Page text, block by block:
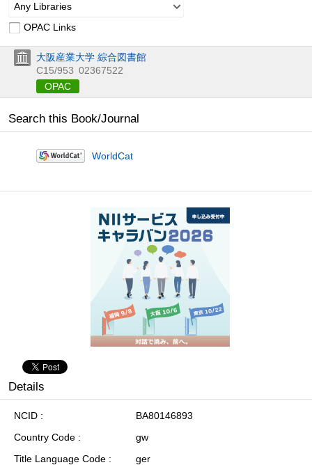
Any Libraries
OPAC Links
大阪産業大学 綜合図書館
C15/953 02367522
OPAC
Search this Book/Journal
WorldCat
Details
NCID
BA80146893
Country Code
gw
Title Language Code
ger